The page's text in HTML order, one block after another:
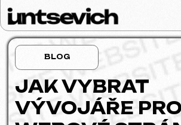
JAK VYBRAT
VÝVOJÁŘE PRO SVÉ
WEBOVÉ STRÁNKY?
01.11.2024